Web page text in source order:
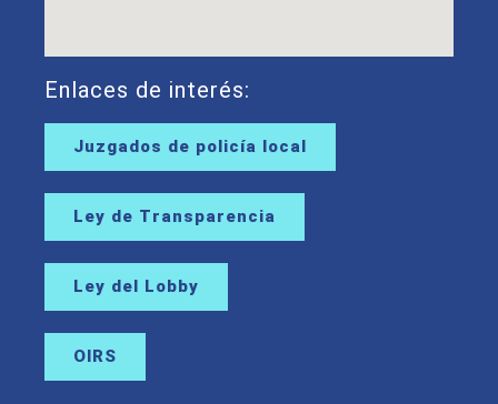
Enlaces de interés:
Juzgados de policía local
Ley de Transparencia
Ley del Lobby
OIRS